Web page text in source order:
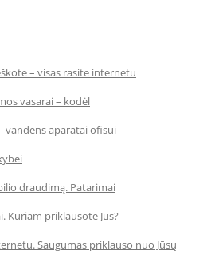
– visas rasite internetu
vasarai – kodėl
vandens aparatai ofisui
draudimą. Patarimai
Kuriam priklausote Jūs?
Saugumas priklauso nuo Jūsų